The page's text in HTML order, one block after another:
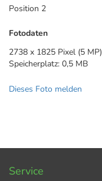
Position 2
Fotodaten
2738 x 1825 Pixel (5 MP)
Speicherplatz: 0,5 MB
Dieses Foto melden
Service